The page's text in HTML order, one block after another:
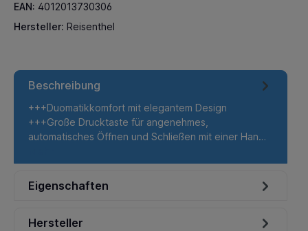
EAN: 4012013730306
Hersteller: Reisenthel
Beschreibung
+++Duomatikkomfort mit elegantem Design
+++Große Drucktaste für angenehmes,
automatisches Öffnen und Schließen mit einer Han…
Eigenschaften
Hersteller